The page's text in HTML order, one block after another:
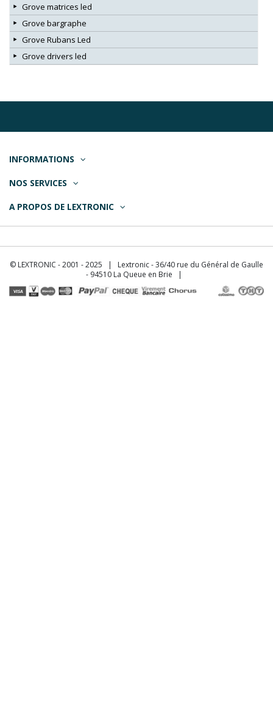
Grove matrices led
Grove bargraphe
Grove Rubans Led
Grove drivers led
INFORMATIONS
NOS SERVICES
A PROPOS DE LEXTRONIC
© LEXTRONIC - 2001 - 2025 | Lextronic - 36/40 rue du Général de Gaulle
- 94510 La Queue en Brie |